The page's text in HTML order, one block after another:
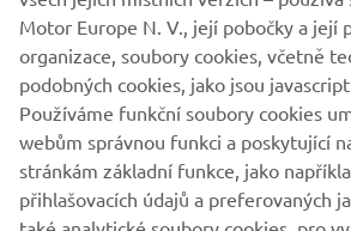
MOVE SMART
Motor Europe N. V., její pobočky a její
organizace, soubory cookies, včetně
podobných cookies, jako jsou
Používáme funkční soubory cookies
webům správnou funkci a poskytující
stránkám základní funkce, jako
přihlašovacích údajů a preferovaných
také analytické soubory cookies, pro